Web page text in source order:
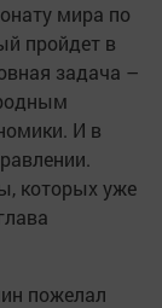
мира по
пройдет в
задача –
И в
которых уже
пожелал